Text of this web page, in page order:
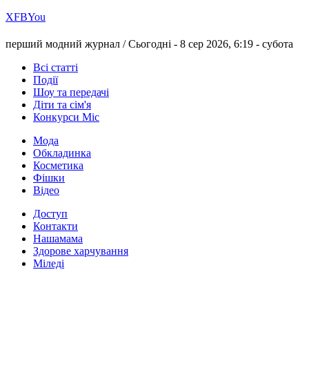
ХFBYou
перший модний журнал /Сьогодні - 8 сер 2026, 6:19 - субота
Всі статті
Події
Шоу та передачі
Діти та сім'я
Конкурси Міс
Мода
Обкладинка
Косметика
Фішки
Відео
Доступ
Контакти
Нашамама
Здорове харчування
Міледі